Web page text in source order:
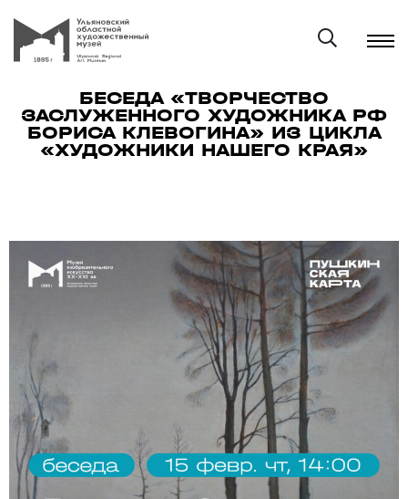
БЕСЕДА «ТВОРЧЕСТВО
ЗАСЛУЖЕННОГО ХУДОЖНИКА РФ
БОРИСА КЛЕВОГИНА» ИЗ ЦИКЛА
«ХУДОЖНИКИ НАШЕГО КРАЯ»